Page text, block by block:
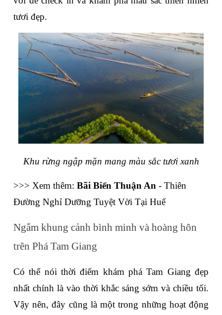
tươi đẹp.
Khu rừng ngập mặn mang màu sắc tươi xanh
>>> Xem thêm: Bãi Biển Thuận An - Thiên
Đường Nghỉ Dưỡng Tuyệt Vời Tại Huế
Ngắm khung cảnh bình minh và hoàng hôn
trên Phá Tam Giang
Có thể nói thời điểm khám phá Tam Giang đẹp
nhất chính là vào thời khắc sáng sớm và chiều tối.
Vậy nên, đây cũng là một trong những hoạt động